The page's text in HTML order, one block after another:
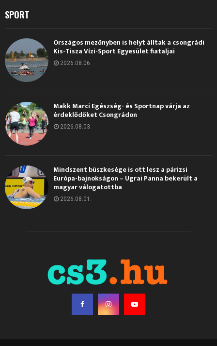
SPORT
Országos mezőnyben is helyt álltak a csongrádi
Kis-Tisza Vízi-Sport Egyesület fiataljai
2026.08.06.
Makk Marci Egészség- és Sportnap várja az
érdeklődőket Csongrádon
2026.08.03.
Mindszent büszkesége is ott lesz a párizsi
Európa-bajnokságon – Ugrai Panna bekerült a
magyar válogatottba
2026.08.01.